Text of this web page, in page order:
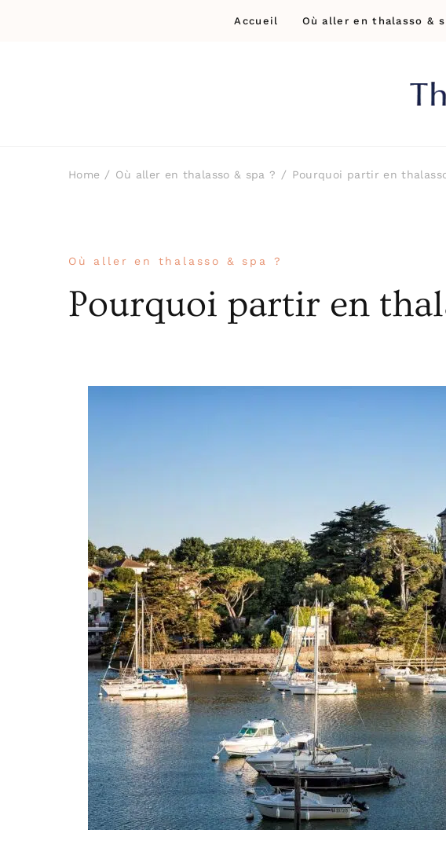
Accueil Où aller en thalasso &
Home Où aller en thalasso & spa ? Pourquoi partir en
Où aller en thalasso & spa ?
Pourquoi partir en